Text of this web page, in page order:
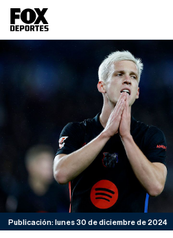
Publicación: lunes 30 de diciembre de 2024